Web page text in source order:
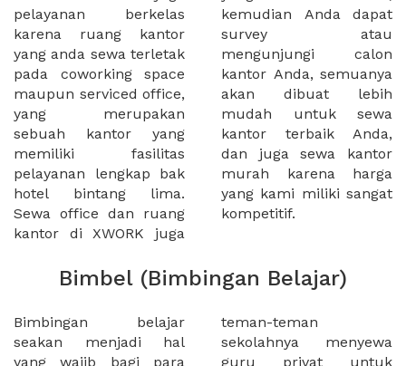
pelayanan berkelas
karena ruang kantor
yang anda sewa terletak
pada coworking space
maupun serviced office,
yang merupakan
sebuah kantor yang
memiliki fasilitas
pelayanan lengkap bak
hotel bintang lima.
Sewa office dan ruang
kantor di XWORK juga
kemudian Anda dapat
survey atau
mengunjungi calon
kantor Anda, semuanya
akan dibuat lebih
mudah untuk sewa
kantor terbaik Anda,
dan juga sewa kantor
murah karena harga
yang kami miliki sangat
kompetitif.
Bimbel (Bimbingan Belajar)
Bimbingan belajar
seakan menjadi hal
yang wajib bagi para
teman-teman
sekolahnya menyewa
guru privat untuk